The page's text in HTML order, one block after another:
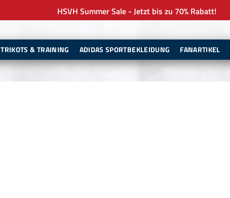
HSVH Summer Sale - Jetzt bis zu 70% Rabatt!
TRIKOTS & TRAINING ADIDAS SPORTBEKLEIDUNG FANARTIKEL